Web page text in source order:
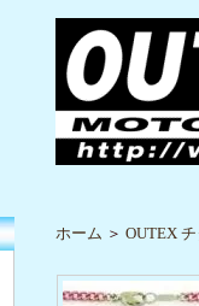
ホーム ＞ OUTEX